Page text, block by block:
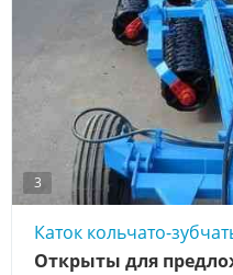
3
Каток кольчато-
Открыты для